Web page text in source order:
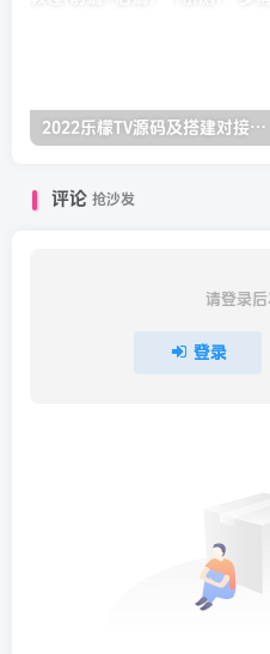
2022乐檬TV源码及搭建对接打包教程(前端+后端）（亲测）
评论 抢沙发
请登录
登录